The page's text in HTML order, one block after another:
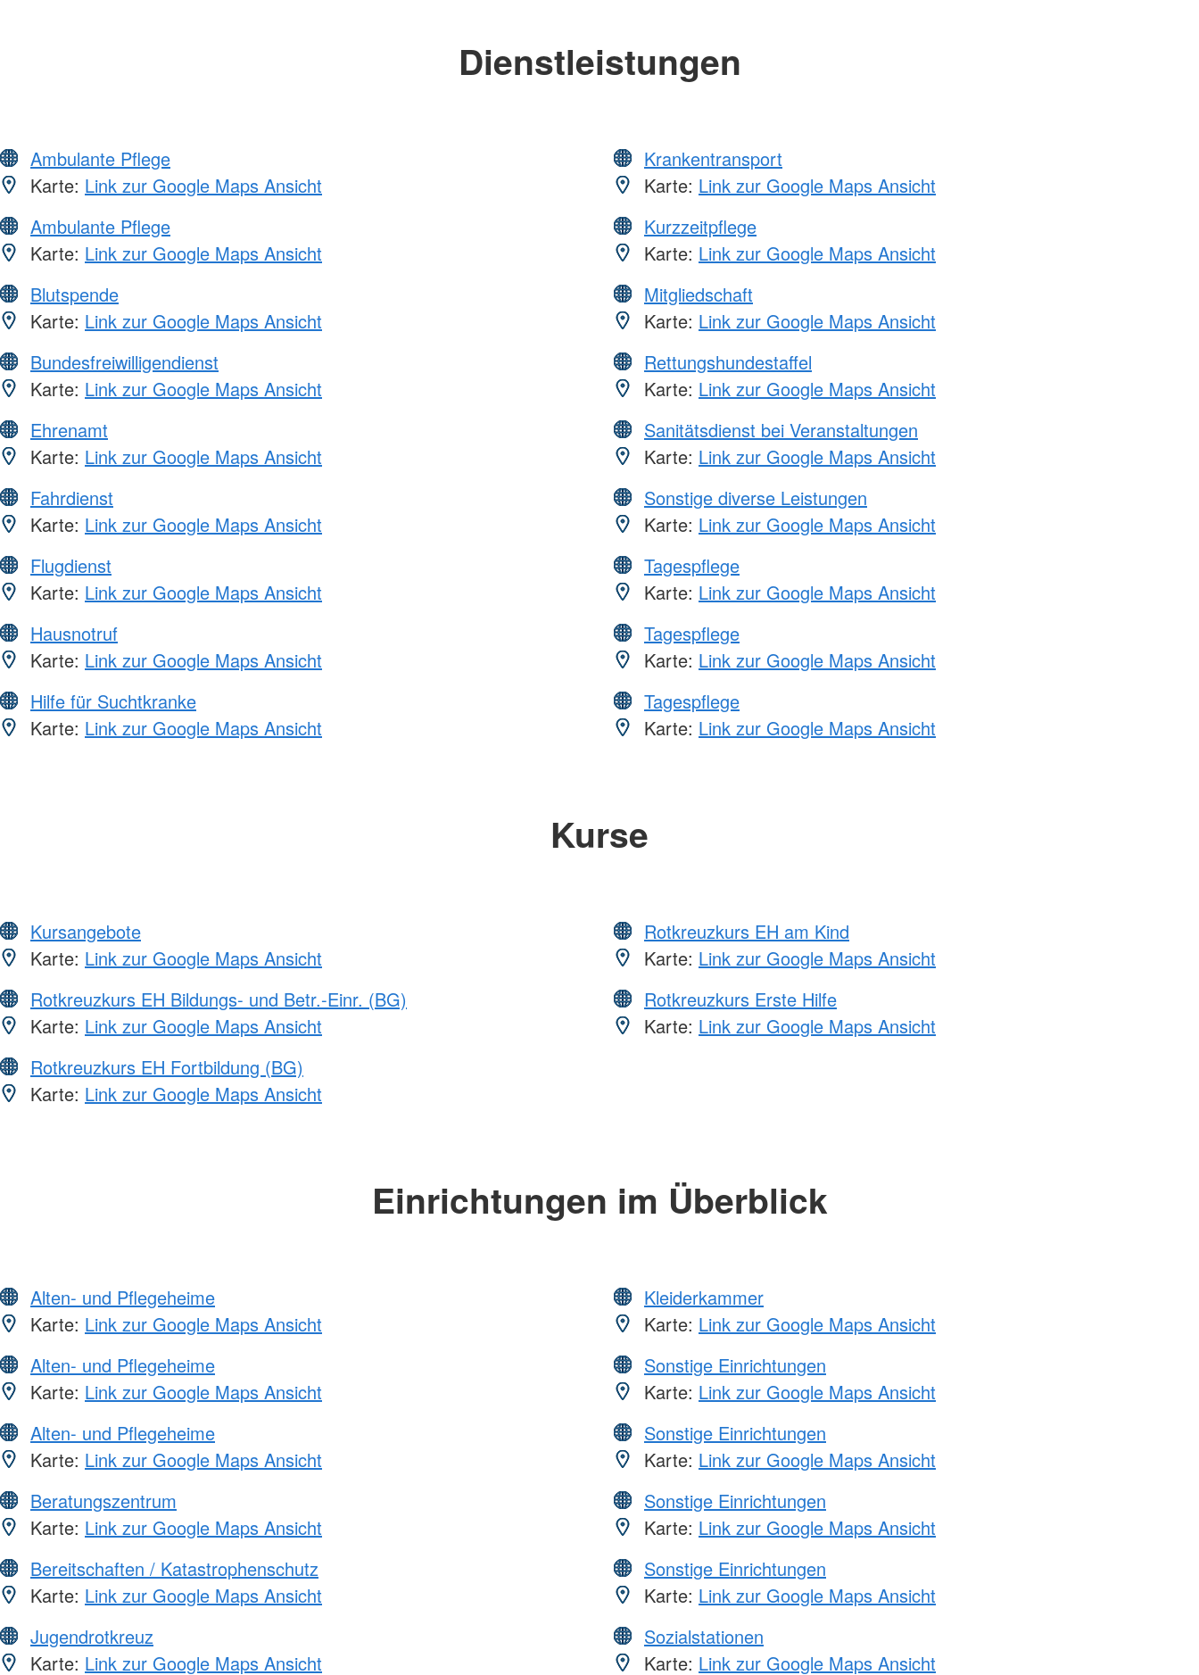
Dienstleistungen
Ambulante Pflege
Karte: Link zur Google Maps Ansicht
Ambulante Pflege
Karte: Link zur Google Maps Ansicht
Blutspende
Karte: Link zur Google Maps Ansicht
Bundesfreiwilligendienst
Karte: Link zur Google Maps Ansicht
Ehrenamt
Karte: Link zur Google Maps Ansicht
Fahrdienst
Karte: Link zur Google Maps Ansicht
Flugdienst
Karte: Link zur Google Maps Ansicht
Hausnotruf
Karte: Link zur Google Maps Ansicht
Hilfe für Suchtkranke
Karte: Link zur Google Maps Ansicht
Krankentransport
Karte: Link zur Google Maps Ansicht
Kurzzeitpflege
Karte: Link zur Google Maps Ansicht
Mitgliedschaft
Karte: Link zur Google Maps Ansicht
Rettungshundestaffel
Karte: Link zur Google Maps Ansicht
Sanitätsdienst bei Veranstaltungen
Karte: Link zur Google Maps Ansicht
Sonstige diverse Leistungen
Karte: Link zur Google Maps Ansicht
Tagespflege
Karte: Link zur Google Maps Ansicht
Tagespflege
Karte: Link zur Google Maps Ansicht
Tagespflege
Karte: Link zur Google Maps Ansicht
Kurse
Kursangebote
Karte: Link zur Google Maps Ansicht
Rotkreuzkurs EH Bildungs- und Betr.-Einr. (BG)
Karte: Link zur Google Maps Ansicht
Rotkreuzkurs EH Fortbildung (BG)
Karte: Link zur Google Maps Ansicht
Rotkreuzkurs EH am Kind
Karte: Link zur Google Maps Ansicht
Rotkreuzkurs Erste Hilfe
Karte: Link zur Google Maps Ansicht
Einrichtungen im Überblick
Alten- und Pflegeheime
Karte: Link zur Google Maps Ansicht
Alten- und Pflegeheime
Karte: Link zur Google Maps Ansicht
Alten- und Pflegeheime
Karte: Link zur Google Maps Ansicht
Beratungszentrum
Karte: Link zur Google Maps Ansicht
Bereitschaften / Katastrophenschutz
Karte: Link zur Google Maps Ansicht
Jugendrotkreuz
Karte: Link zur Google Maps Ansicht
Kleiderkammer
Karte: Link zur Google Maps Ansicht
Sonstige Einrichtungen
Karte: Link zur Google Maps Ansicht
Sonstige Einrichtungen
Karte: Link zur Google Maps Ansicht
Sonstige Einrichtungen
Karte: Link zur Google Maps Ansicht
Sonstige Einrichtungen
Karte: Link zur Google Maps Ansicht
Sozialstationen
Karte: Link zur Google Maps Ansicht